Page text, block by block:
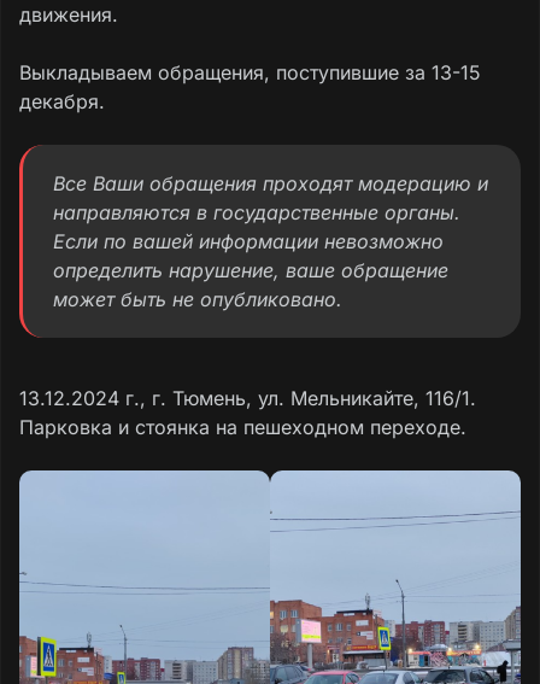
движения.
Выкладываем обращения, поступившие за 13-15
декабря.
Все Ваши обращения проходят модерацию и
направляются в государственные органы.
Если по вашей информации невозможно
определить нарушение, ваше обращение
может быть не опубликовано.
13.12.2024 г., г. Тюмень, ул. Мельникайте, 116/1.
Парковка и стоянка на пешеходном переходе.